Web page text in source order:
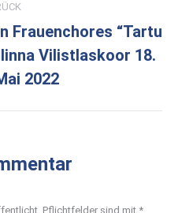
Vorheriges
Album:
Frauenchores “Tartu
Vilistlaskoor 18.
2022
Pflichtfelder sind mit *